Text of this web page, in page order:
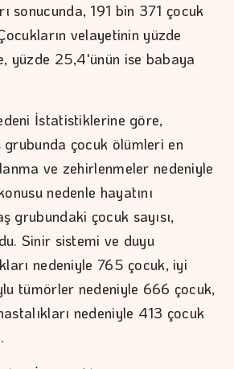
sonucunda, 191 bin 371 çocuk
velayetinin yüzde
yüzde 25,4'ünün ise babaya
İstatistiklerine göre,
çocuk ölümleri en
ve zehirlenmeler nedeniyle
nedenle hayatını
grubundaki çocuk sayısı,
Sinir sistemi ve duyu
nedeniyle 765 çocuk, iyi
tümörler nedeniyle 666 çocuk,
nedeniyle 413 çocuk